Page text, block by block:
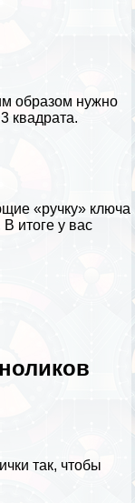
образом нужно
квадрата.
«ручку» ключа
итоге у вас
так, чтобы